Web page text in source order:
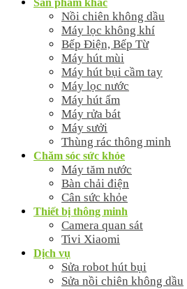
Sản phẩm khác
Nồi chiên không dầu
Máy lọc không khí
Bếp Điện, Bếp Từ
Máy hút mùi
Máy hút bụi cầm tay
Máy lọc nước
Máy hút ẩm
Máy rửa bát
Máy sưởi
Thùng rác thông minh
Chăm sóc sức khỏe
Máy tăm nước
Bàn chải điện
Cân sức khỏe
Thiết bị thông minh
Camera quan sát
Tivi Xiaomi
Dịch vụ
Sửa robot hút bụi
Sửa nồi chiên không dầu